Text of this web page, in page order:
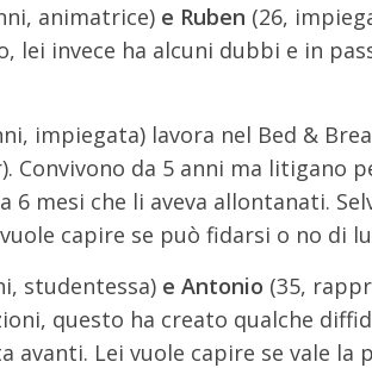
animatrice) e Ruben (26,
lei invece ha alcuni dubbi e in
impiegata) lavora nel Bed &
Convivono da 5 anni ma litigano
6 mesi che li aveva allontanati.
capire se può fidarsi o no di
studentessa) e Antonio (35,
questo ha creato qualche
avanti. Lei vuole capire se vale la